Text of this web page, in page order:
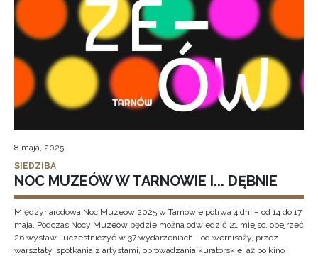
8 maja, 2025
SIEDZIBA
NOC MUZEÓW W TARNOWIE I... DĘBNIE
Międzynarodowa Noc Muzeów 2025 w Tarnowie potrwa 4 dni – od 14 do 17
maja. Podczas Nocy Muzeów będzie można odwiedzić 21 miejsc, obejrzeć
26 wystaw i uczestniczyć w 37 wydarzeniach - od wernisaży, przez
warsztaty, spotkania z artystami, oprowadzania kuratorskie, aż po kino